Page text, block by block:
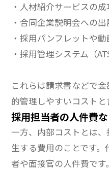
・人材紹介サービスの成
・合同企業説明会への出
・採用パンフレットや
・採用管理システム（
これらは請求書などで
的管理しやすいコストと
採用担当者の人件費
一方、内部コストとは
生する費用のことです
者や面接官の人件費です。